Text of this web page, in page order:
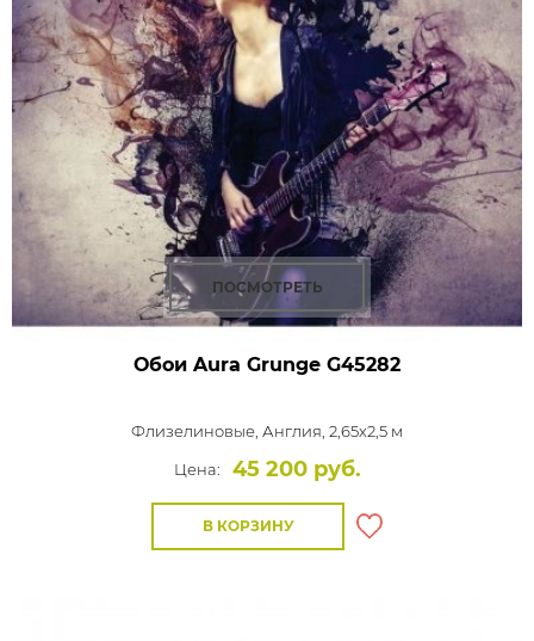
ПОСМОТРЕТЬ
Обои Aura Grunge G45282
Флизелиновые, Англия, 2,65x2,5 м
Цена:
45 200 руб.
В КОРЗИНУ